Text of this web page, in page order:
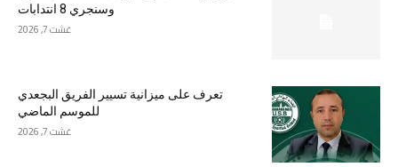
وسنجري 8 انتدابات
غشت 7, 2026
تعرف على ميزانية تسيير الفريق البجعدي
للموسم الماضي
غشت 7, 2026